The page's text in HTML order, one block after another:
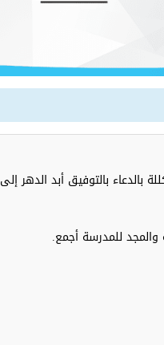
بالتوفيق أبد الدهر إلى
للمدرسة أجمع.